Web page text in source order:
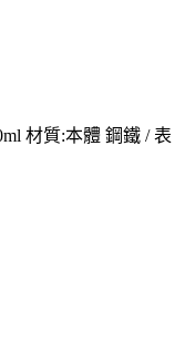
材質:本體 鋼鐵 / 表